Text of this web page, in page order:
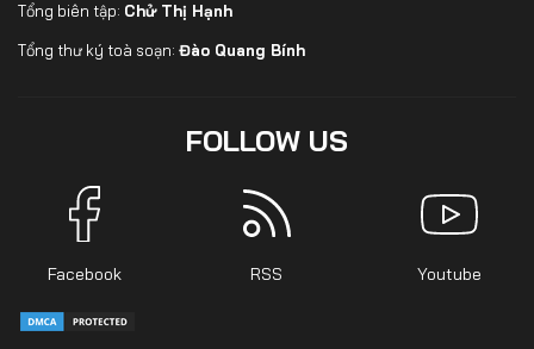
Tổng biên tập: Chử Thị Hạnh
Tổng thư ký toà soạn: Đào Quang Bính
FOLLOW US
Facebook RSS Youtube